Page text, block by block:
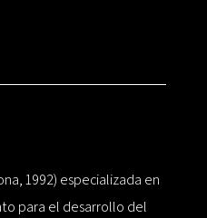
1992) especializada en
para el desarrollo del